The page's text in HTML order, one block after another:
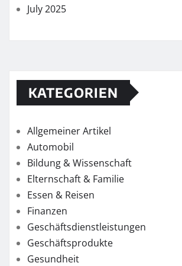
July 2025
KATEGORIEN
Allgemeiner Artikel
Automobil
Bildung & Wissenschaft
Elternschaft & Familie
Essen & Reisen
Finanzen
Geschäftsdienstleistungen
Geschäftsprodukte
Gesundheit